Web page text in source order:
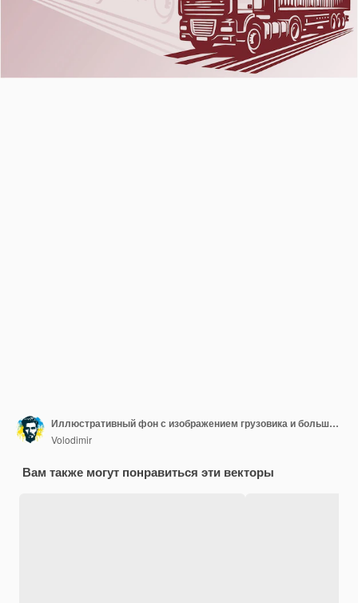
Иллюстративный фон с изображением грузовика и большого прицепа в простом векторном стиле
Volodimir
Вам также могут понравиться эти векторы